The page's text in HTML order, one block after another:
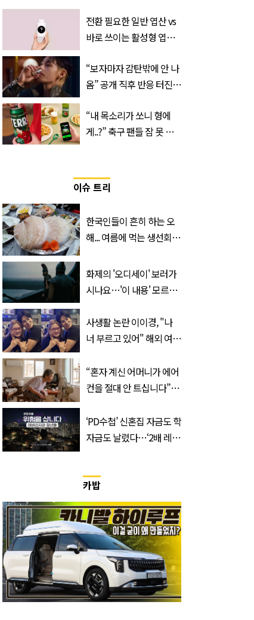
전환 필요한 일반 엽산 vs
바로 쓰이는 활성형 엽
‘Quatrefolic®’ 주목
“보자마자 감탄밖에 안 나
옴” 공개 직후 반응 터진
“내 목소리가 쏘니 형에
게..?” 축구 팬들 잠 못 들
이슈 트리
한국인들이 흔히 하는 오
해... 여름에 먹는 생선회가
화제의 '오디세이' 보러가
시나요…'이 내용' 모르고
사생활 논란 이이경, "나
너 부르고 있어" 해외 여배
“혼자 계신 어머니가 에어
컨을 절대 안 트십니다”…
‘PD수첩’ 신혼집 자금도 학
자금도 날렸다…‘2배 레버
카밥